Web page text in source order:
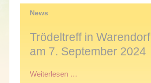
überspringen
News
Trödeltreff in Warendorf
am 7. September 2024
Weiterlesen …